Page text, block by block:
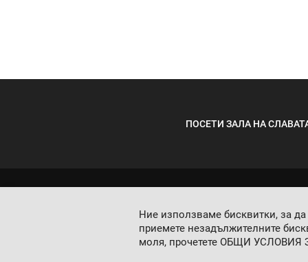
ПОСЕТИ ЗАЛА НА
Ние използваме бисквитки, за
приемете незадължителните
моля, прочетете ОБЩИ УСЛОВИЯ